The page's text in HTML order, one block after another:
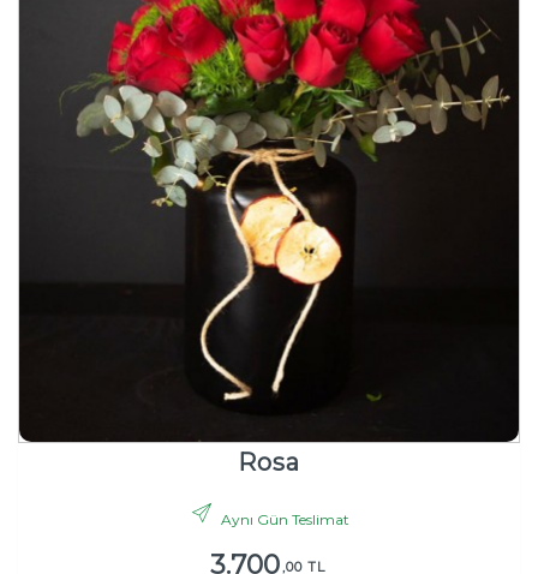
Rosa
Aynı Gün Teslimat
3.700 ,00 TL